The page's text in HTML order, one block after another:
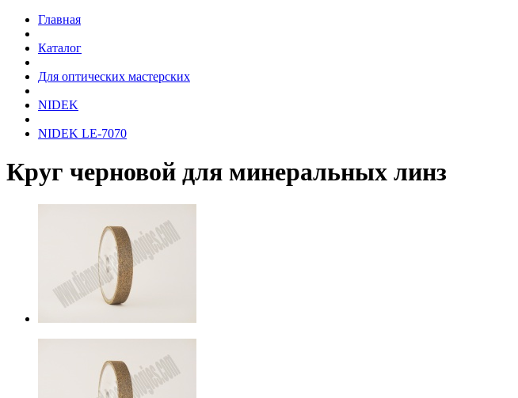
Главная
Каталог
Для оптических мастерских
NIDEK
NIDEK LE-7070
Круг черновой для минеральных линз